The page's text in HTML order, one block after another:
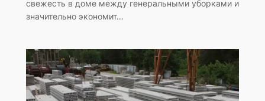
свежесть в доме между генеральными уборками и
значительно экономит…